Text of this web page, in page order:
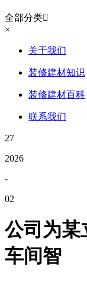
全部分类
×
关于我们
装修建材知识
装修建材百科
联系我们
27
2026
-
02
公司为某
车间智